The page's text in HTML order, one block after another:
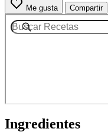
Me gusta Compartir
Ingredientes